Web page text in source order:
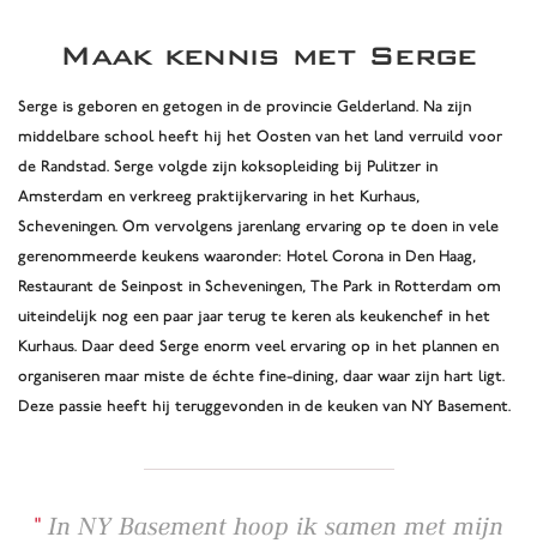
Maak kennis met Serge
Serge is geboren en getogen in de provincie Gelderland. Na zijn
middelbare school heeft hij het Oosten van het land verruild voor
de Randstad. Serge volgde zijn koksopleiding bij Pulitzer in
Amsterdam en verkreeg praktijkervaring in het Kurhaus,
Scheveningen. Om vervolgens jarenlang ervaring op te doen in vele
gerenommeerde keukens waaronder: Hotel Corona in Den Haag,
Restaurant de Seinpost in Scheveningen, The Park in Rotterdam om
uiteindelijk nog een paar jaar terug te keren als keukenchef in het
Kurhaus. Daar deed Serge enorm veel ervaring op in het plannen en
organiseren maar miste de échte fine-dining, daar waar zijn hart ligt.
Deze passie heeft hij teruggevonden in de keuken van NY Basement.
In NY Basement hoop ik samen met mijn